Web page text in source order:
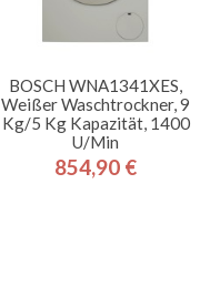
BOSCH WNA1341XES,
Weißer Waschtrockner, 9
Kg/5 Kg Kapazität, 1400
U/min
Preis
854,90 €